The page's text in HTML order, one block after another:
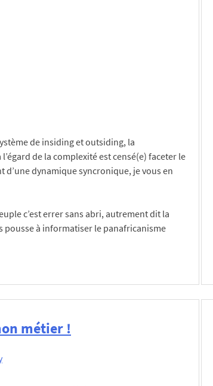
de insiding et outsiding, la
de la complexité est censé(e) faceter le
d’une dynamique syncronique, je vous en
c’est errer sans abri, autrement dit la
à informatiser le panafricanisme
métier !